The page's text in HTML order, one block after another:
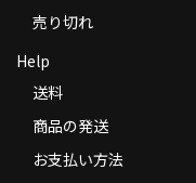
売り切れ
Help
送料
商品の発送
お支払い方法